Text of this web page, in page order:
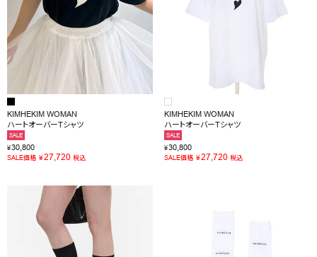
KIMHEKIM WOMAN
ハートオーバーTシャツ
SALE
¥30,800
SALE価格 ¥27,720 税込
KIMHEKIM WOMAN
ハートオーバーTシャツ
SALE
¥30,800
SALE価格 ¥27,720 税込